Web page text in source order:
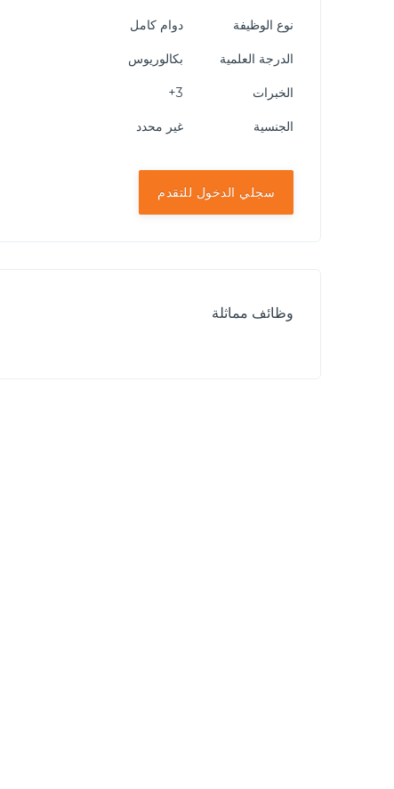
نوع الوظيفة دوام كامل
الدرجة العلمية بكالوريوس
الخبرات
الجنسية غير محدد
سجلي الدخول للتقدم
وظائف مماثلة